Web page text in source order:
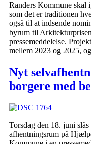
Randers Kommune skal
som det er traditionen
også til at indsende
byrum til
pressemeddelelse.
mellem 2023 og 2025,
Nyt
borgere med
Torsdag den 18. juni
afhentningsrum på